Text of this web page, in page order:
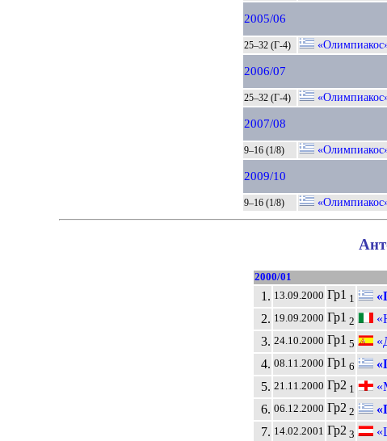
2005/06
25–32 (Г-4)
2006/07
25–32 (Г-4)
2007/08
9–16 (1/8)
2009/10
9–16 (1/8)
2000/01
1. 13.09.2000 Гр1 1
2. 19.09.2000 Гр1 2
3. 24.10.2000 Гр1 5
4. 08.11.2000 Гр1 6
5. 21.11.2000 Гр2 1
6. 06.12.2000 Гр2 2
7. 14.02.2001 Гр2 3